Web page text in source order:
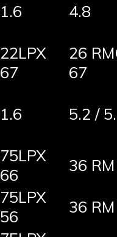
1.6 4.8
22LPX
67
26
67
1.6 5.2 /
75LPX
66
36
75LPX
56
36